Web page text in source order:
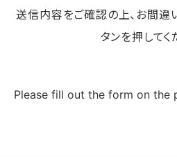
送信内容をご確認の上、お間違
タンを押してく
Please fill out the form on the